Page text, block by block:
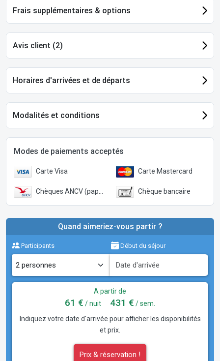
Frais supplémentaires & options
Avis client (2)
Horaires d'arrivées et de départs
Modalités et conditions
Modes de paiements acceptés
Carte Visa Carte Mastercard
Chèques ANCV (papier) Chèque bancaire
Quand aimeriez-vous partir ?
Participants Début du séjour
A partir de
61 € / nuit 431 € / sem.
Indiquez votre date d'arrivée pour afficher les disponibilités
et prix.
Prix & réservation !